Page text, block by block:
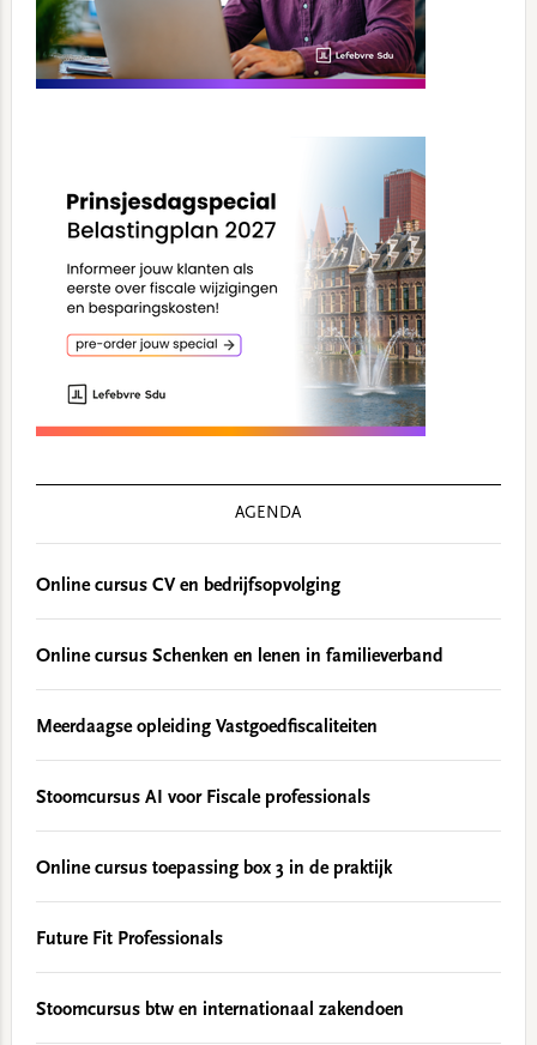
AGENDA
Online cursus CV en bedrijfsopvolging
Online cursus Schenken en lenen in familieverband
Meerdaagse opleiding Vastgoedfiscaliteiten
Stoomcursus AI voor Fiscale professionals
Online cursus toepassing box 3 in de praktijk
Future Fit Professionals
Stoomcursus btw en internationaal zakendoen